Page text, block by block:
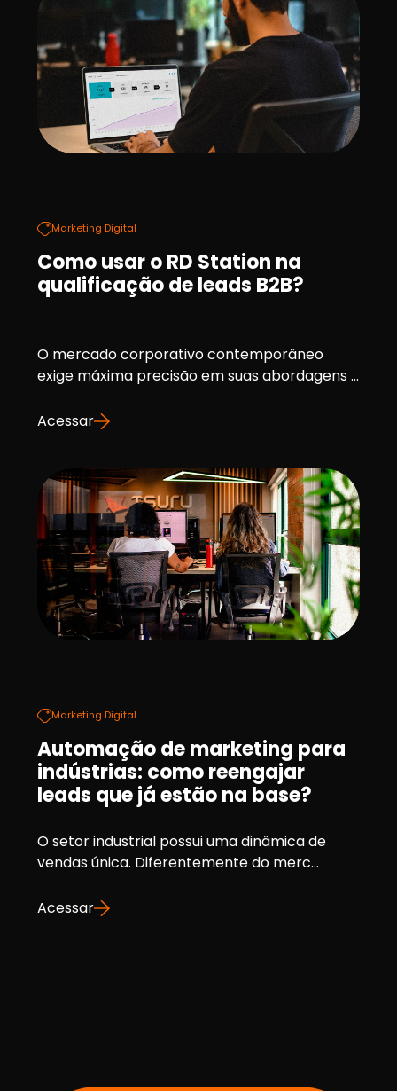
Marketing Digital
Como usar o RD Station na
qualificação de leads B2B?
O mercado corporativo contemporâneo
exige máxima precisão em suas abordagens ...
Acessar
Marketing Digital
Automação de marketing para
indústrias: como reengajar
leads que já estão na base?
O setor industrial possui uma dinâmica de
vendas única. Diferentemente do merc...
Acessar